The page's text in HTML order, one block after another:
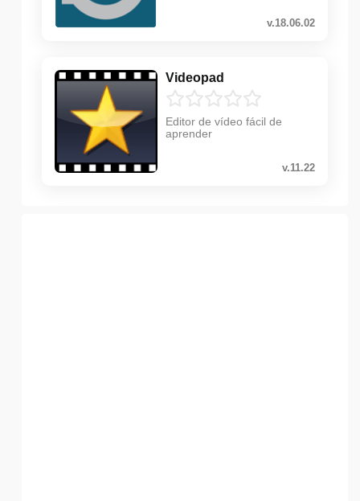
v.18.06.02
Videopad
Editor de vídeo fácil de
aprender
v.11.22